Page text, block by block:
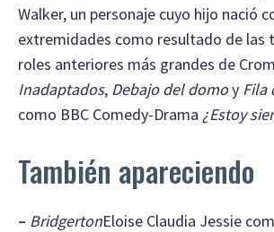
Walker, un personaje cuyo hijo nació
extremidades como resultado de las
roles anteriores más grandes de
Inadaptados, Debajo del domoy Fila
como BBC Comedy-Drama ¿Estoy
También apareciendo
– BridgertonEloise Claudia Jessie